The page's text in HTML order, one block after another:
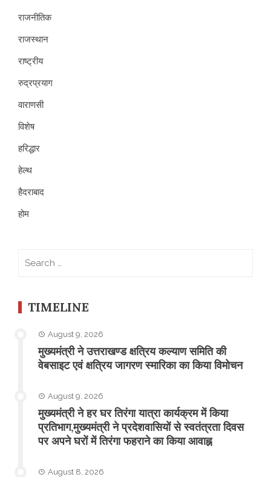
राजनीतिक
राजस्थान
राष्ट्रीय
रुद्रप्रयाग
वाराणसी
विशेष
हरिद्धार
हेल्थ
हैदराबाद
होम
TIMELINE
August 9, 2026
मुख्यमंत्री ने उत्तराखण्ड क्षत्रिय कल्याण समिति की
वेबसाइट एवं क्षत्रिय जागरण स्मारिका का किया विमोचन
August 9, 2026
मुख्यमंत्री ने हर घर तिरंगा यात्रा कार्यक्रम में किया
प्रतिभाग,मुख्यमंत्री ने प्रदेशवासियों से स्वतंत्रता दिवस
पर अपने घरों में तिरंगा फहराने का किया आवाह्न
August 8, 2026